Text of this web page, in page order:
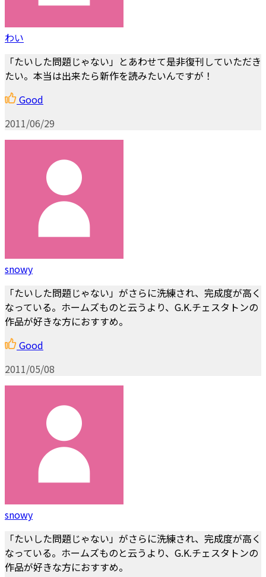
わい
「たいした問題じゃない」とあわせて是非復刊していただき
たい。本当は出来たら新作を読みたいんですが！
Good
2011/06/29
snowy
「たいした問題じゃない」がさらに洗練され、完成度が高く
なっている。ホームズものと云うより、G.K.チェスタトンの
作品が好きな方におすすめ。
Good
2011/05/08
snowy
「たいした問題じゃない」がさらに洗練され、完成度が高く
なっている。ホームズものと云うより、G.K.チェスタトンの
作品が好きな方におすすめ。